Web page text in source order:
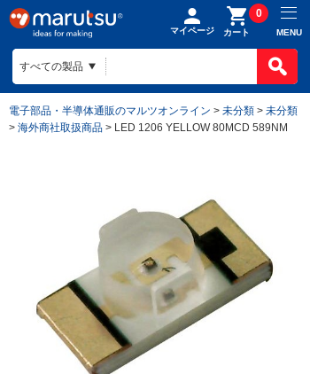
マイページ カート
0
MENU
電子部品・半導体通販のマルツオンライン > 未分類 > 未分類
> 海外商社取扱商品 > LED 1206 YELLOW 80MCD 589NM